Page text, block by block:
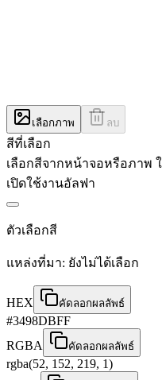
เลือกภาพ ลบ
สีที่เลือก
เลือกสีจากหน้าจอหรือภาพ
เปิดใช้งานอัลฟา
ตัวเลือกสี
แหล่งที่มา: ยังไม่ได้เลือก
HEX คัดลอกผลลัพธ์
#3498DBFF
RGBA
คัดลอกผลลัพธ์
rgba(52, 152, 219, 1)